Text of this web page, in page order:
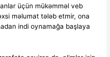
üçün mükəmməl veb
məlumat tələb etmir, ona
indi oynamağa başlaya